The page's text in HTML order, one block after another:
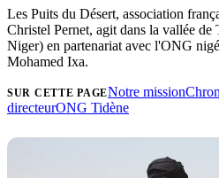
Les Puits du Désert, association
Christel Pernet, agit dans la vallée
Niger) en partenariat avec l'ONG
Mohamed Ixa.
SUR CETTE PAGENotre mission
directeurONG Tidène